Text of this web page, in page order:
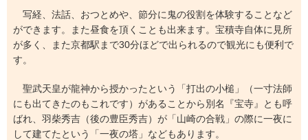
写経、法話、おつとめや、節分に鬼の役割を体験することなど
ができます。また昼食を頂くことも出来ます。宝積寺自体に見所
が多く、また京都駅まで30分ほどで出られるので観光にも便利で
す。
聖武天皇が龍神から授かったという「打出の小槌」（一寸法師
にも出てきたのもこれです）があることから別名『宝寺』とも呼
ばれ、羽柴秀吉（後の豊臣秀吉）が「山崎の合戦」の際に一夜に
して建てたという「一夜の塔」などもあります。